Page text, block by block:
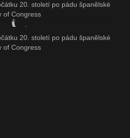
20. století po pádu španělské
of Congress
20. století po pádu španělské
of Congress